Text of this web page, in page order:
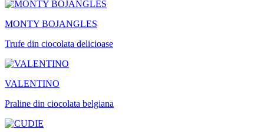
MONTY BOJANGLES
Trufe din ciocolata delicioase
VALENTINO
Praline din ciocolata belgiana